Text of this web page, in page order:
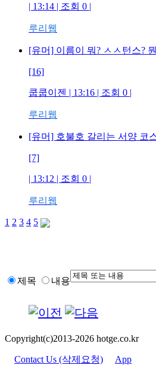
| 13:14 | 조회 0 |
루리웹
[유머] 이름이 뭐? ㅅㅅ턴스?
[16]
쿱쿱이젠 | 13:16 | 조회 0 |
루리웹
[유머] 호불호 갈리는 서양 코
[7]
| 13:12 | 조회 0 |
루리웹
1 2 3 4 5
제목 내용
Copyright(c)2013-2026 hotge.co.kr
Contact Us (삭제요청) App